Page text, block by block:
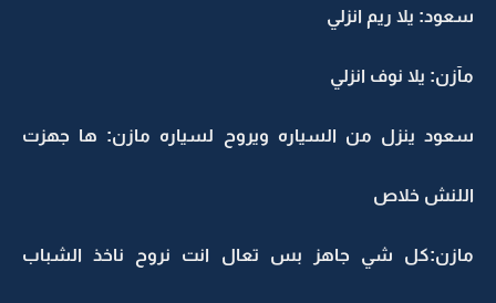
سعود: يلا ريم انزلي
مآزن: يلا نوف انزلي
سعود ينزل من السياره ويروح لسياره مازن: ها جهزت
اللنش خلاص
مازن:كل شي جاهز بس تعال انت نروح ناخذ الشباب